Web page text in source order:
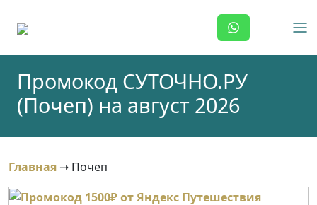
Промокод СУТОЧНО.РУ
(Почеп) на август 2026
Главная ➝ Почеп